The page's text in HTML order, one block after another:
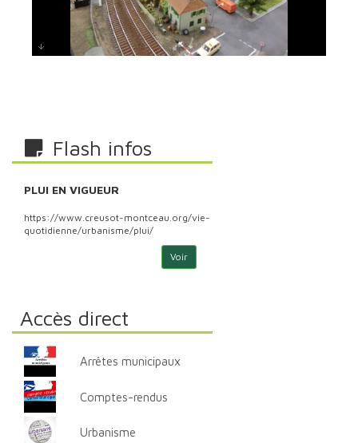
Flash infos
PLUI EN VIGUEUR
https://www.creusot-montceau.org/vie-
quotidienne/urbanisme/plui/
Voir
Accès direct
Arrêtes municipaux
Comptes-rendus
Urbanisme